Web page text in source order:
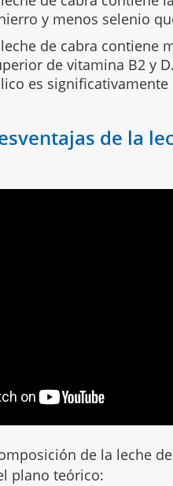
y menos selenio
de cabra contiene
de vitamina B2 y
es
de la
de la leche
plano teórico: